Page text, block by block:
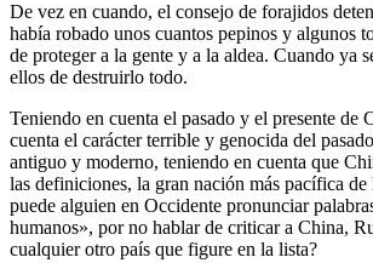
De vez en cuando, el consejo de forajidos
había robado unos cuantos pepinos y algunos
de proteger a la gente y a la aldea. Cuando ya
ellos de destruirlo todo.
Teniendo en cuenta el pasado y el presente de
cuenta el carácter terrible y genocida del
antiguo y moderno, teniendo en cuenta que
las definiciones, la gran nación más pacífica de
puede alguien en Occidente pronunciar
humanos», por no hablar de criticar a China,
cualquier otro país que figure en la lista?